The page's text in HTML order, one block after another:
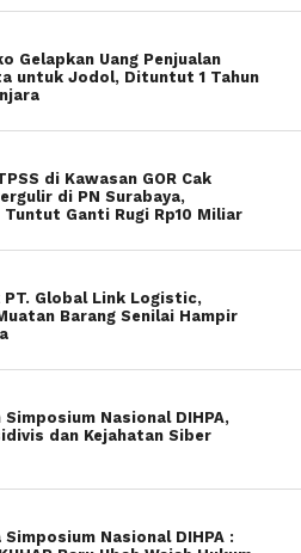
Gelapkan Uang Penjualan
untuk Jodol, Dituntut 1 Tahun
di Kawasan GOR Cak
di PN Surabaya,
Tuntut Ganti Rugi Rp10 Miliar
Global Link Logistic,
Barang Senilai Hampir
Simposium Nasional DIHPA,
dan Kejahatan Siber
Simposium Nasional DIHPA :